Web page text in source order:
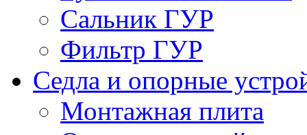
Сальник ГУР
Фильтр ГУР
Седла и опорные
Монтажная плита